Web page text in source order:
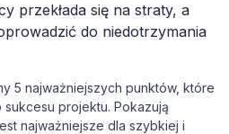
przekłada się na straty, a
do niedotrzymania
5 najważniejszych punktów, które
projektu. Pokazują
najważniejsze dla szybkiej i